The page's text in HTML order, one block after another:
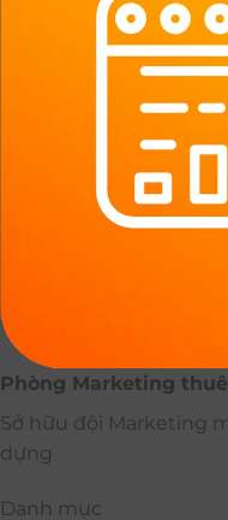
Phòng Marketing
Sở hữu đội Marketing
dựng
Danh mục